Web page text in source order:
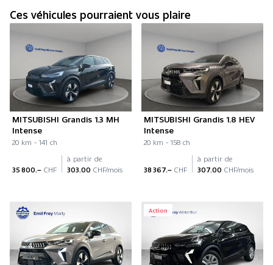
Ces véhicules pourraient vous plaire
MITSUBISHI Grandis 1.3 MH
Intense
20 km - 141 ch
35 800.– CHF
à partir de
303.00 CHF/mois
MITSUBISHI Grandis 1.8 HEV
Intense
20 km - 158 ch
38 367.– CHF
à partir de
307.00 CHF/mois
Action